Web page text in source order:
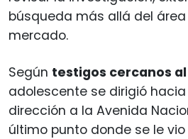
búsqueda más allá del
mercado.
Según testigos cercanos
adolescente se dirigió
dirección a la Avenida
último punto donde se le vio